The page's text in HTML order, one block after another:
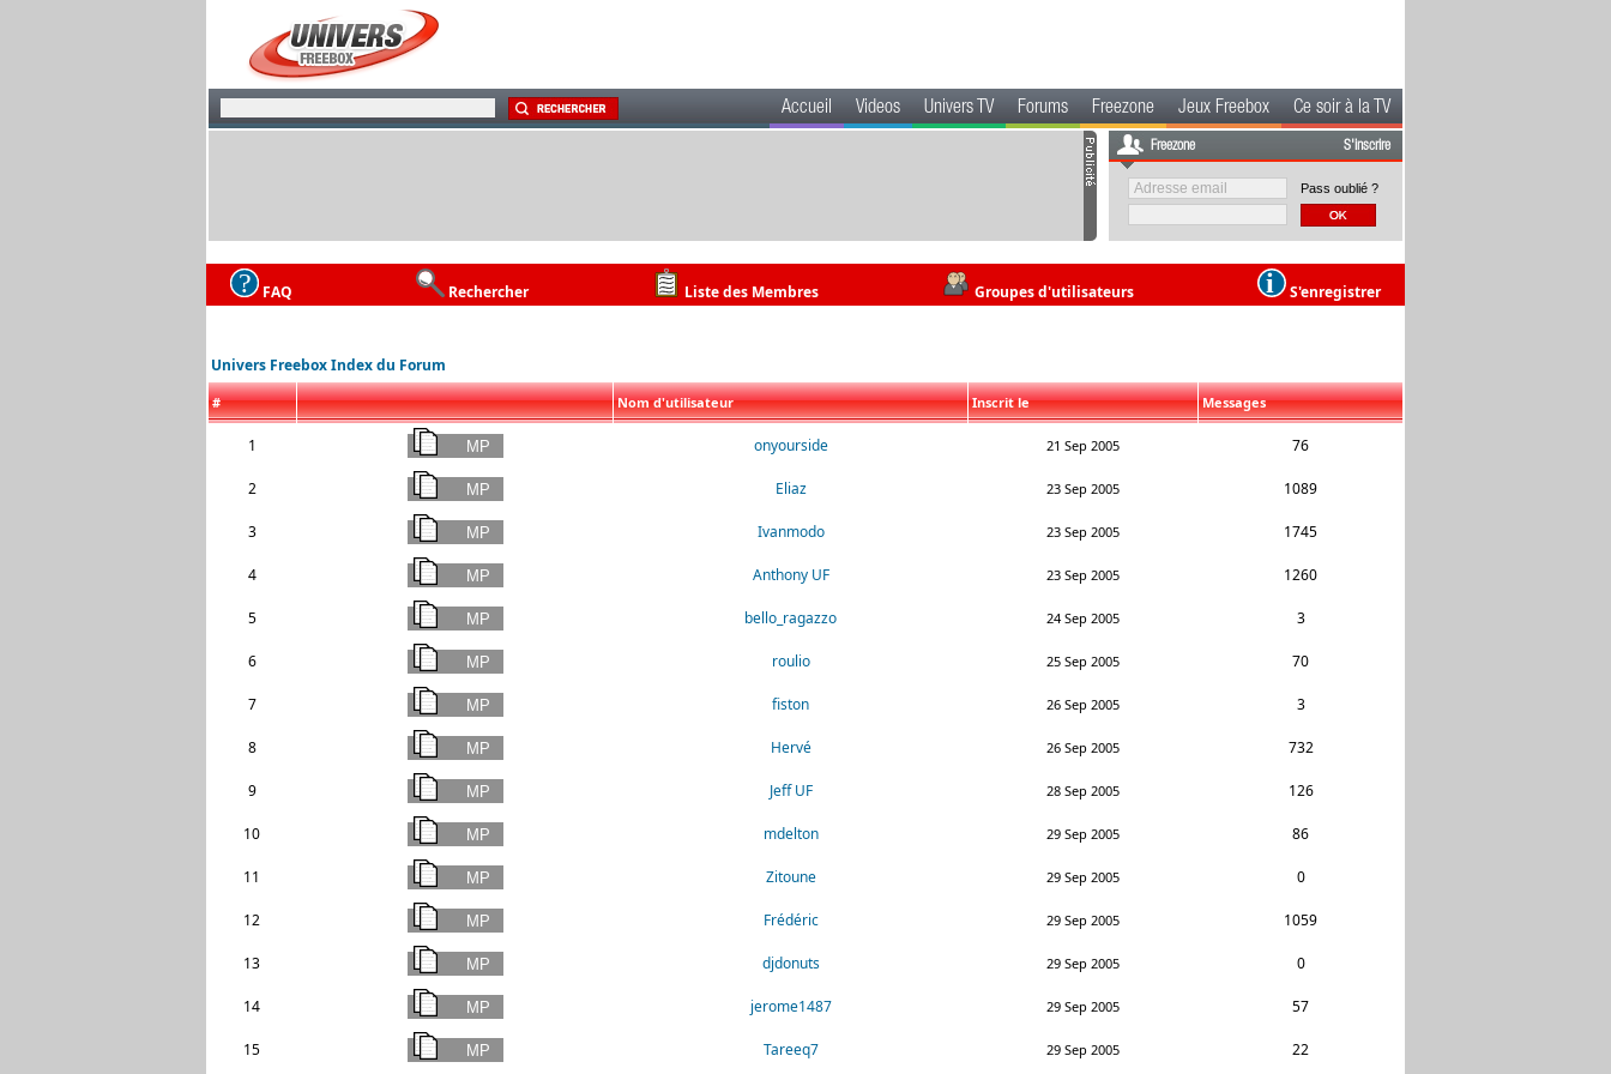
Accueil Videos Univers TV Forums Freezone Jeux Freebox Ce soir à la TV
Freezone S'inscrire
Pass oublié ?
FAQ Rechercher Liste des Membres Groupes d'utilisateurs S'enregistrer
Univers Freebox Index du Forum
# Nom d'utilisateur Inscrit le Messages
1 onyourside 21 Sep 2005 76
2 Eliaz 23 Sep 2005 1089
3 Ivanmodo 23 Sep 2005 1745
4 Anthony UF 23 Sep 2005 1260
5 bello_ragazzo 24 Sep 2005 3
6 roulio 25 Sep 2005 70
7 fiston 26 Sep 2005 3
8 Hervé 26 Sep 2005 732
9 Jeff UF 28 Sep 2005 126
10 mdelton 29 Sep 2005 86
11 Zitoune 29 Sep 2005 0
12 Frédéric 29 Sep 2005 1059
13 djdonuts 29 Sep 2005 0
14 jerome1487 29 Sep 2005 57
15 Tareeq7 29 Sep 2005 22